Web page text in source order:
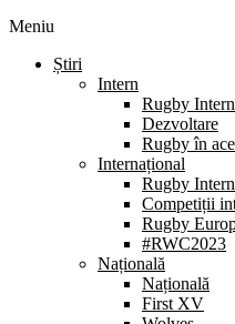
Meniu
Știri
Intern
Rugby Intern
Dezvoltare
Rugby în
Internațional
Rugby
Competiții
Rugby
#RWC2023
Națională
Națională
First XV